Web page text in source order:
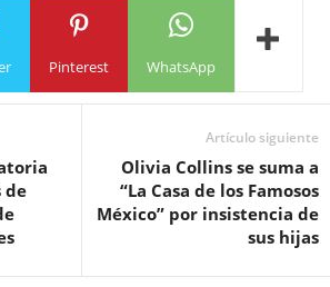
Pinterest WhatsApp
de
Artículo siguiente
Olivia Collins se suma a
“La Casa de los Famosos
México” por insistencia de
sus hijas